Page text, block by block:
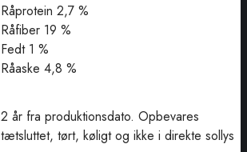
Råprotein 2,7 %
Råfiber 19 %
Fedt 1 %
Råaske 4,8 %
2 år fra produktionsdato. Opbevares
tætsluttet, tørt, køligt og ikke i direkte sollys